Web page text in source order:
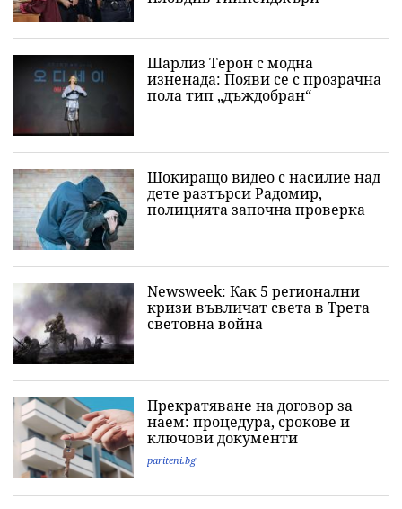
Шарлиз Терон с модна
изненада: Появи се с прозрачна
пола тип „дъждобран“
Шокиращо видео с насилие над
дете разтърси Радомир,
полицията започна проверка
Newsweek: Как 5 регионални
кризи въвличат света в Трета
световна война
Прекратяване на договор за
наем: процедура, срокове и
ключови документи
pariteni.bg